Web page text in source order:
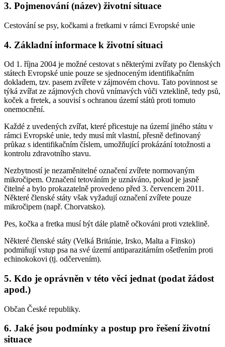
3. Pojmenování (název) životní situace
Cestování se psy, kočkami a fretkami v rámci Evropské unie
4. Základní informace k životní situaci
Od 1. října 2004 je možné cestovat s některými zvířaty po členských
státech Evropské unie pouze se sjednoceným identifikačním
dokladem, tzv. pasem zvířete v zájmovém chovu. Tato povinnost se
týká zvířat ze zájmových chovů vnímavých vůči vzteklině, tedy psů,
koček a fretek, a souvisí s ochranou území států proti tomuto
onemocnění.
Každé z uvedených zvířat, které přicestuje na území jiného státu v
rámci Evropské unie, tedy musí mít vlastní, přesně definovaný
průkaz s identifikačním číslem, umožňující prokázání totožnosti a
kontrolu zdravotního stavu.
Nezbytností je nezaměnitelné označení zvířete normovaným
mikročipem. Označení tetováním je uznáváno, pokud je jasně
čitelné a bylo prokazatelně provedeno před 3. červencem 2011.
Některé členské státy však vyžadují označení zvířete pouze
mikročipem (např. Chorvatsko).
Pes, kočka a fretka musí být dále platně očkováni proti vzteklině.
Některé členské státy (Velká Británie, Irsko, Malta a Finsko)
podmiňují vstup psa na své území antiparazitárním ošetřením proti
echinokokovi (tj. odčervením).
5. Kdo je oprávněn v této věci jednat (podat žádost
apod.)
Občan České republiky.
6. Jaké jsou podmínky a postup pro řešení životní
situace